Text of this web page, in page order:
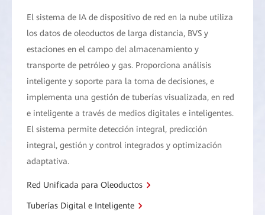
El sistema de IA de dispositivo de red en la nube utiliza
los datos de oleoductos de larga distancia, BVS y
estaciones en el campo del almacenamiento y
transporte de petróleo y gas. Proporciona análisis
inteligente y soporte para la toma de decisiones, e
implementa una gestión de tuberías visualizada, en red
e inteligente a través de medios digitales e inteligentes.
El sistema permite detección integral, predicción
integral, gestión y control integrados y optimización
adaptativa.
Red Unificada para Oleoductos
Tuberías Digital e Inteligente